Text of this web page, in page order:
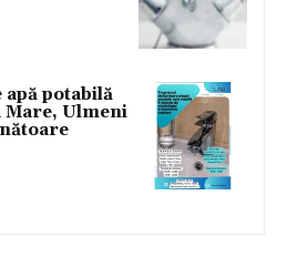
potabilă
Mare, Ulmeni